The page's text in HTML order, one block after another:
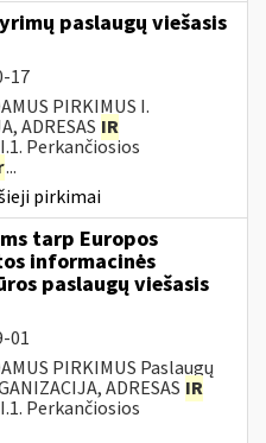
paslaugų viešasis
17
PIRKIMUS I.
ADRESAS IR
Perkančiosios
...
pirkimai
tarp Europos
informacinės
paslaugų viešasis
01
PIRKIMUS Paslaugų
ADRESAS IR
Perkančiosios